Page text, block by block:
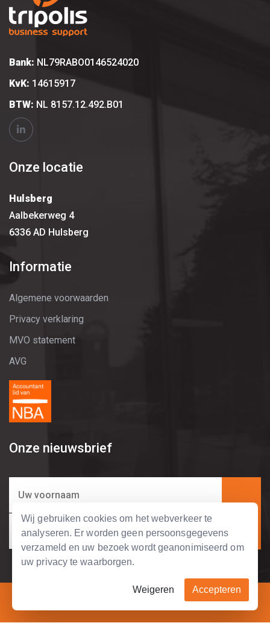
Wij gebruiken cookies om het webverkeer te
analyseren. Er worden geen persoonsgegevens
verzameld en uw bezoek wordt geanonimiseerd om
uw privacy te waarborgen.
Weigeren Accepteren
Bank: NL79RABO0146524020
KvK: 14615917
BTW: NL 8157.12.492.B01
Onze locatie
Hulsberg
Aalbekerweg 4
6336 AD Hulsberg
Informatie
Algemene voorwaarden
Privacy verklaring
MVO statement
AVG
Onze nieuwsbrief
Copyright © 2004 - 2026 Tripolis Business Support.